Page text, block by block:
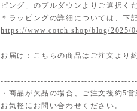
ピング」のプルダウンよりご選択く
＊ラッピングの詳細については、下
https://www.cotch.shop/blog/2025/
お届け：こちらの商品はご注文より
・商品が欠品の場合、ご注文後約5
お気軽にお問い合わせください。